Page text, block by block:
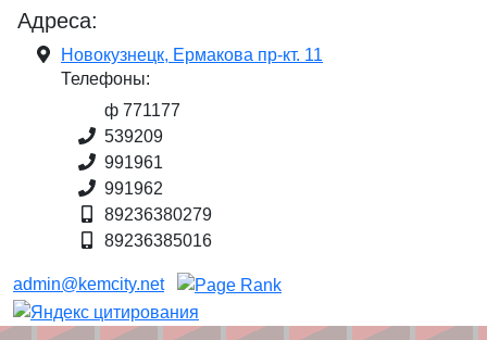
Адреса:
Новокузнецк, Ермакова пр-кт. 11
Телефоны:
ф 771177
539209
991961
991962
89236380279
89236385016
admin@kemcity.net